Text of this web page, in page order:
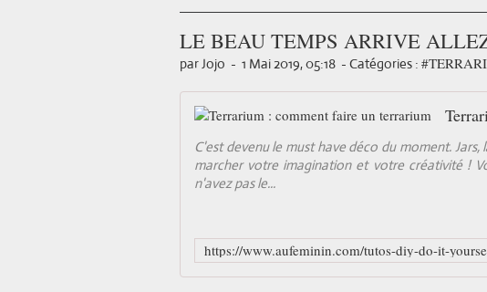
LE BEAU TEMPS ARRIVE
par Jojo - 1 Mai 2019, 05:18 - Catégories :
C'est devenu le must have déco du moment. Jars,
marcher votre imagination et votre créativité !
n'avez pas le...